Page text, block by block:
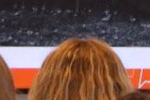
Profilering